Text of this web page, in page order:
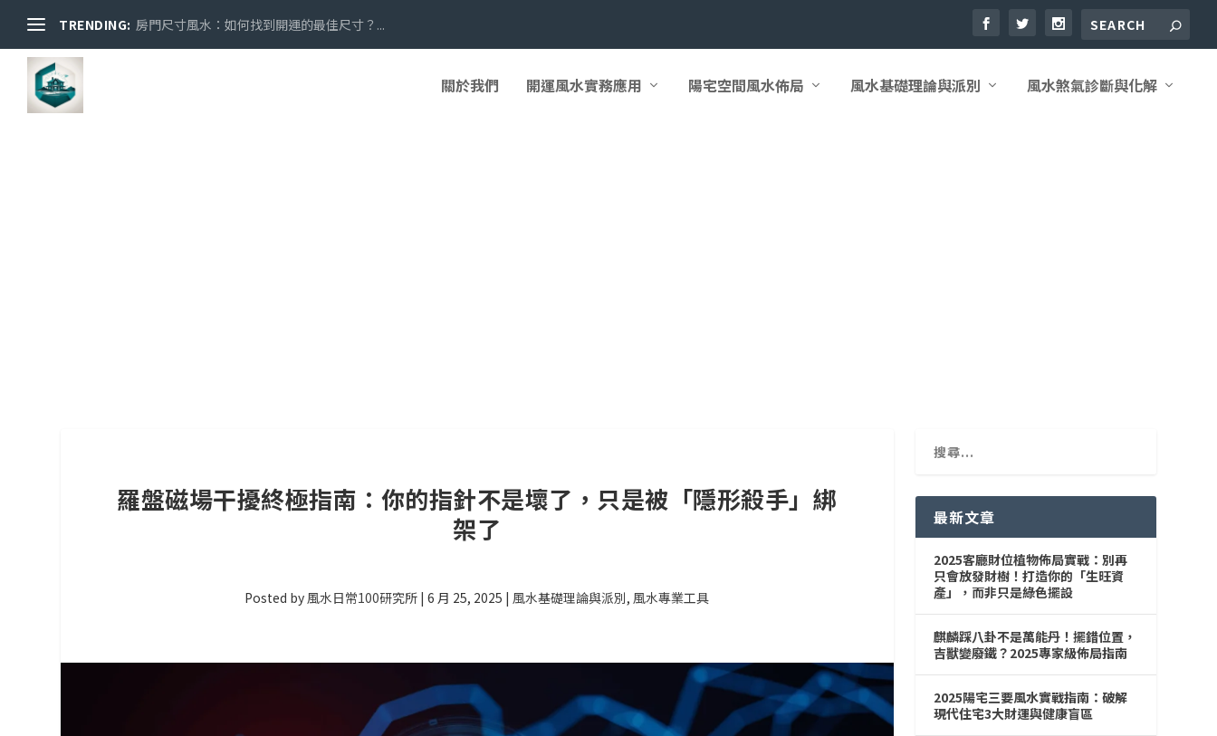
TRENDING: 房門尺寸風水：如何找到開運的最佳尺寸？...
關於我們 開運風水實務應用 陽宅空間風水佈局 風水基礎理論與派別 風水煞氣診斷與化解
羅盤磁場干擾終極指南：你的指針不是壞了，只是被「隱形殺手」綁
架了
Posted by 風水日常100研究所 |6 月 25, 2025 | 風水基礎理論與派別, 風水專業工具
最新文章
2025客廳財位植物佈局實戰：別再
只會放發財樹！打造你的「生旺資
產」，而非只是綠色擺設
麒麟踩八卦不是萬能丹！擺錯位置，
吉獸變廢鐵？2025專家級佈局指南
2025陽宅三要風水實戰指南：破解
現代住宅3大財運與健康盲區